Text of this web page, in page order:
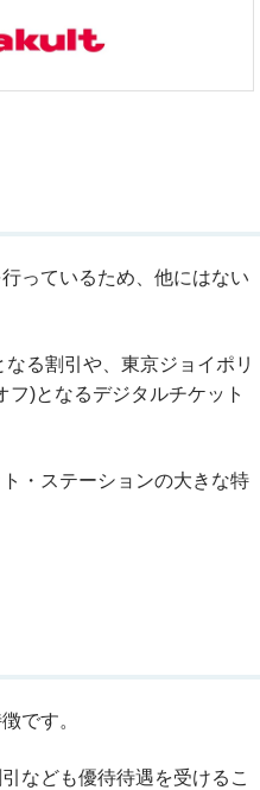
っているため、他にはない
る割引や、東京ジョイポリ
フ)となるデジタルチケット
・ステーションの大きな特
です。
なども優待待遇を受けるこ